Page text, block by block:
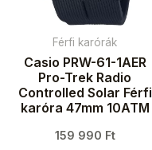
Férfi karórák
Casio PRW-61-1AER
Pro-Trek Radio
Controlled Solar Férfi
karóra 47mm 10ATM
159 990 Ft